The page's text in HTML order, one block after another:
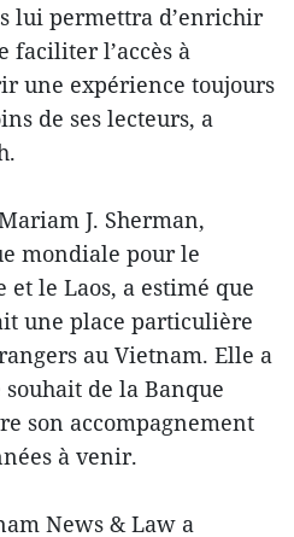
lui permettra d’enrichir
faciliter l’accès à
une expérience toujours
de ses lecteurs, a
J. Sherman,
mondiale pour le
et le Laos, a estimé que
une place particulière
au Vietnam. Elle a
de la Banque
son accompagnement
à venir.
News & Law a